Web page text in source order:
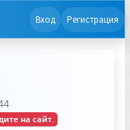
Вход Регистрация
на сайт.